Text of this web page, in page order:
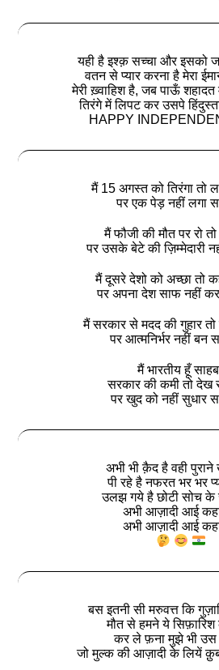
यही है इश्क़ सच्चा और इसको
वतन से प्यार करना है मेरा
मेरी ख़्वाहिश है, जब पाऊँ
तिरंगे में लिपट कर उसपे
HAPPY
मैं 15 अगस्त को तिरंगा तो
पर एक पेड़ नहीं लगा
मैं फौजी की मौत पर रो
पर उसके बेटे की ज़िम्मेदारी
मैं दूसरे देशो को अच्छा तो
पर अपना देश साफ नहीं
मैं सरकार से मदद की गुहार
पर आत्मनिर्भर नहीं बन
मैं भारतीय हूँ
सरकार की कमी तो देख
पर खुद को नहीं सुधार
अभी भी क़ैद है वही पुराने
पी रहे है नफरत भर भर
उलझ गये है छोटी सोच के
अभी आज़ादी आई
अभी आज़ादी आई
बस इतनी सी मरुवत्त कि
मौत से हमने ये सिफ़ारिश
कर ले फ़ना मुझे भी उस
जो मुल्क की आज़ादी के लियें